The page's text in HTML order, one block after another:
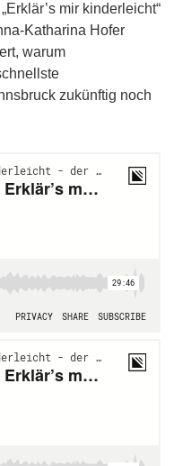
mir kinderleicht“
Katharina Hofer
warum
zukünftig noch